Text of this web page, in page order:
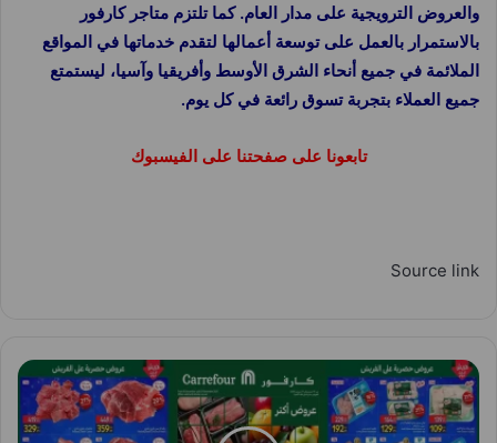
والعروض الترويجية على مدار العام. كما تلتزم متاجر كارفور
بالاستمرار بالعمل على توسعة أعمالها لتقدم خدماتها في المواقع
الملائمة في جميع أنحاء الشرق الأوسط وأفريقيا وآسيا، ليستمتع
جميع العملاء بتجربة تسوق رائعة في كل يوم.
تابعونا على صفحتنا على الفيسبوك
Source link